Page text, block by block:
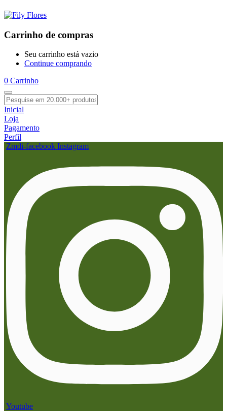
Carrinho de compras
Seu carrinho está vazio
Continue comprando
0 Carrinho
Inicial
Loja
Pagamento
Perfil
Zmdi-facebook Instagram
Youtube